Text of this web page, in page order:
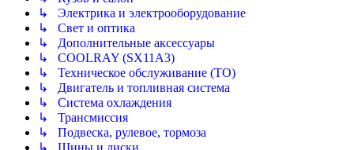
↳ Электрика и электрооборудование
↳ Свет и оптика
↳ Дополнительные аксессуары
↳ COOLRAY (SX11A3)
↳ Техническое обслуживание (ТО)
↳ Двигатель и топливная система
↳ Система охлаждения
↳ Трансмиссия
↳ Подвеска, рулевое, тормоза
↳ Шины и диски